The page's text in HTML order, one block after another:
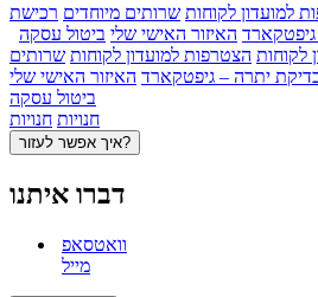
למועדון לקוחות שרותים מיוחדים רכישת
האיזור האישי שלי ביטול עסקה
לקוחות הצטרפות למועדון לקוחות שרותים
יתרה – גיפטקארד האיזור האישי שלי
ביטול עסקה
חנויות חנויות
איך אפשר לעזור?
דברו איתנו
וואטסאפ
מייל